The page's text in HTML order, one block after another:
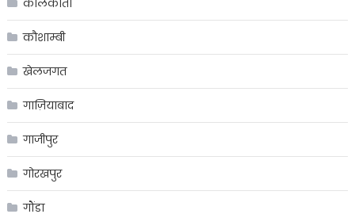
कौशाम्बी
खेलजगत
गाज़ियाबाद
गाजीपुर
गोरखपुर
गौंडा